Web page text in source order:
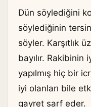
Dün söylediğini
söylediğinin
söyler. Karşıtlık
bayılır.
yapılmış hiç bir
iyi olanları bile
gayret sarf eder.